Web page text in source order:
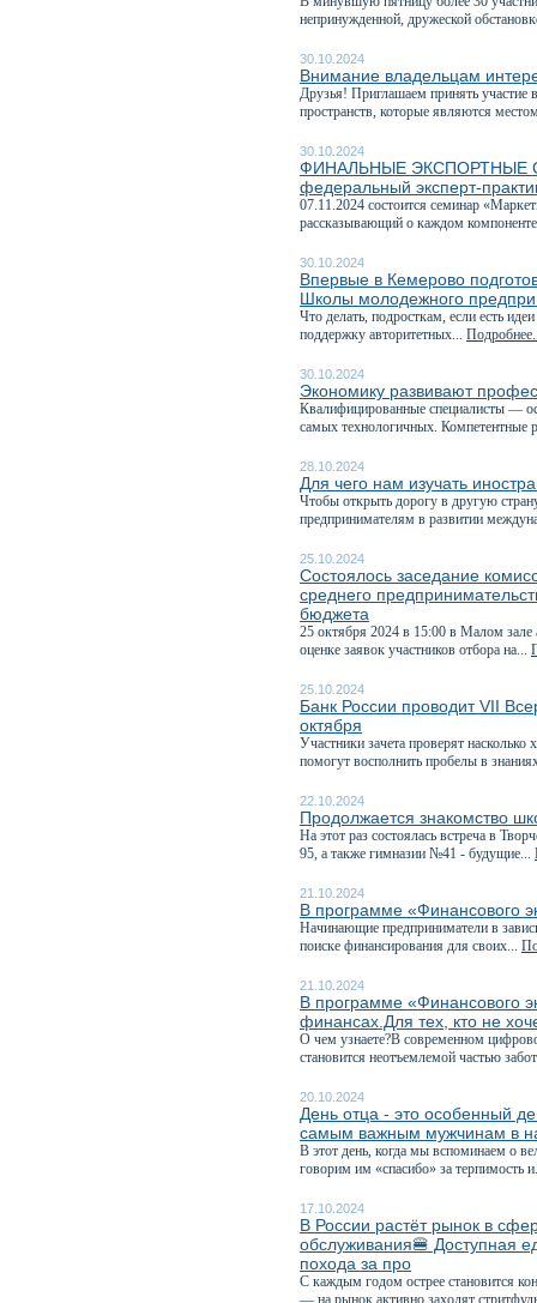
непринужденной, дружеской
30.10.2024
Внимание владельцам
Друзья! Приглашаем принять
пространств, которые являются
30.10.2024
ФИНАЛЬНЫЕ ЭКСПОРТНЫЕ
федеральный эксперт-
07.11.2024 состоится семинар
рассказывающий о каждом
30.10.2024
Впервые в Кемерово
Школы молодежного
Что делать, подросткам, если есть
поддержку авторитетных...
30.10.2024
Экономику развивают
Квалифицированные специалисты —
самых технологичных. Компетентные
28.10.2024
Для чего нам изучать
Чтобы открыть дорогу в другую
предпринимателям в развитии
25.10.2024
Состоялось заседание
среднего
бюджета
25 октября 2024 в 15:00 в Малом зале
оценке заявок участников отбора на...
25.10.2024
Банк России проводит VII
октября
Участники зачета проверят
помогут восполнить пробелы в
22.10.2024
Продолжается знакомство
На этот раз состоялась встреча в
95, а также гимназии №41 - будущие...
21.10.2024
В программе «Финансового
Начинающие предприниматели в
поиске финансирования для своих...
21.10.2024
В программе «Финансового
финансах.Для тех, кто не
О чем узнаете?В современном
становится неотъемлемой частью
20.10.2024
День отца - это особенный
самым важным мужчинам в
В этот день, когда мы вспоминаем о
говорим им «спасибо» за терпимость
17.10.2024
В России растёт рынок в
обслуживания🍔 Доступная
похода за про
С каждым годом острее становится
— на рынок активно заходят